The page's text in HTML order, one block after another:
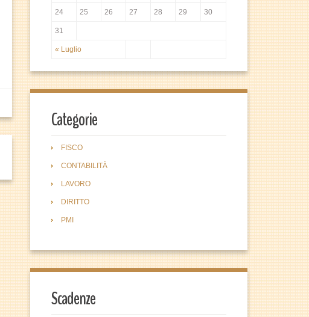
« Luglio
24 25 26 27 28 29 30
31
Categorie
FISCO
CONTABILITÀ
LAVORO
DIRITTO
PMI
Scadenze